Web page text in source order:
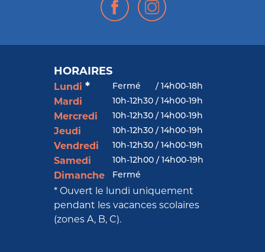
HORAIRES
Lundi *
Mardi
Mercredi
Jeudi
Vendredi
Samedi
Dimanche
Fermé / 14h00-18h
10h-12h30 / 14h00-19h
10h-12h30 / 14h00-19h
10h-12h30 / 14h00-19h
10h-12h30 / 14h00-19h
10h-12h00 / 14h00-19h
Fermé
* Ouvert le lundi uniquement
pendant les vacances scolaires
(zones A, B, C).